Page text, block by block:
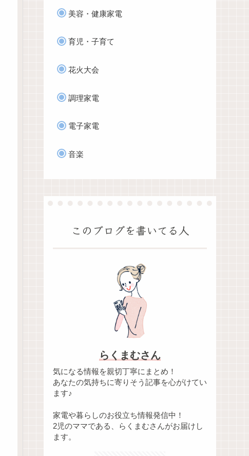
美容・健康家電
育児・子育て
花火大会
調理家電
電子家電
音楽
このブログを書いてる人
らくまむさん
気になる情報を親切丁寧にまとめ！
あなたの気持ちに寄りそう記事を心がけてい
ます♪
家電や暮らしのお役立ち情報発信中！
2児のママである、らくまむさんがお届けし
ます。